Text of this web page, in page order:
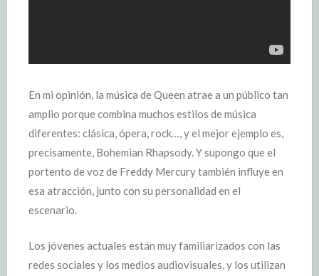
En mi opinión, la música de Queen atrae a un público tan
amplio porque combina muchos estilos de música
diferentes: clásica, ópera, rock…, y el mejor ejemplo es,
precisamente, Bohemian Rhapsody. Y supongo que el
portento de voz de Freddy Mercury también influye en
esa atracción, junto con su personalidad en el
escenario.
Los jóvenes actuales están muy familiarizados con las
redes sociales y los medios audiovisuales, y los utilizan